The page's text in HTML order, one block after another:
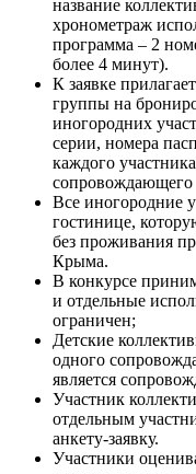
название
хронометраж
программа – 2
более 4 минут).
К заявке
группы на
иногородних
серии, номера
каждого
сопровождающего
Все иногородние
гостинице,
без проживания
Крыма.
В конкурсе
и отдельные
ограничен;
Детские
одного
является
Участник
отдельным
анкету-заявку.
Участники